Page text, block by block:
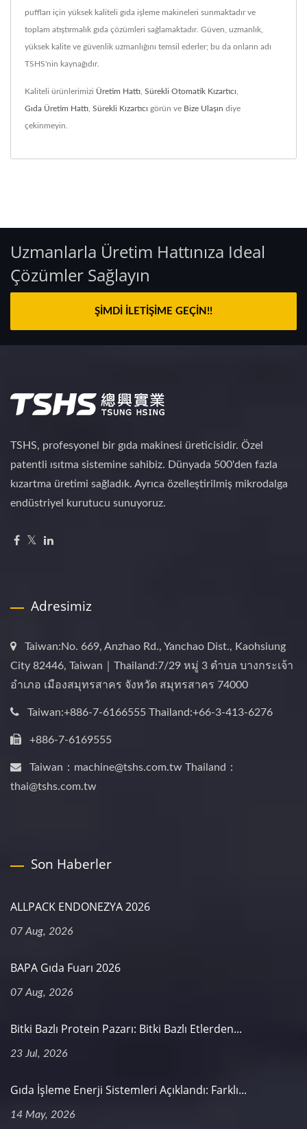
puffları için yüksek kaliteli gıda işleme makineleri sunmaktadır ve
toplam atıştırmalık gıda çözümleri sağlamaktadır. Güven, uzmanlık,
yüksek kalite ve güvenlik uzmanlığını temsil ederler; bu da onların adı
TSHS'nin kaynağıdır.
Kaliteli ürünlerimizi Üretim Hattı Sürekli Otomatik Kızartıcı
Gıda Üretim Hattı Sürekli Kızartıcı görün ve Bize Ulaşın diye
çekinmeyin.
Uzmanlarla Üretim Hattınıza Ideal
Çözümler Sağlayın
ŞIMDI İLETIŞIME GEÇIN!!
TSHS, profesyonel bir gıda makinesi üreticisidir. Özel
patentli ısıtma sistemine sahibiz. Dünyada 500'den fazla
kızartma üretimi sağladık. Ayrıca özelleştirilmiş mikrodalga
endüstriyel kurutucu sunuyoruz.
Adresimiz
Taiwan:No. 669, Anzhao Rd., Yanchao Dist., Kaohsiung
City 82446, Taiwan｜Thailand:7/29 หมู่ 3 ตำบล บางกระเจ้า
อำเภอ เมืองสมุทรสาคร จังหวัด สมุทรสาคร 74000
Taiwan:+886-7-6166555 Thailand:+66-3-413-6276
+886-7-6169555
Taiwan：machine@tshs.com.tw Thailand：
thai@tshs.com.tw
Son Haberler
ALLPACK ENDONEZYA 2026
07 Aug, 2026
BAPA Gıda Fuarı 2026
07 Aug, 2026
Bitki Bazlı Protein Pazarı: Bitki Bazlı Etlerden...
23 Jul, 2026
Gıda İşleme Enerji Sistemleri Açıklandı: Farklı...
14 May, 2026